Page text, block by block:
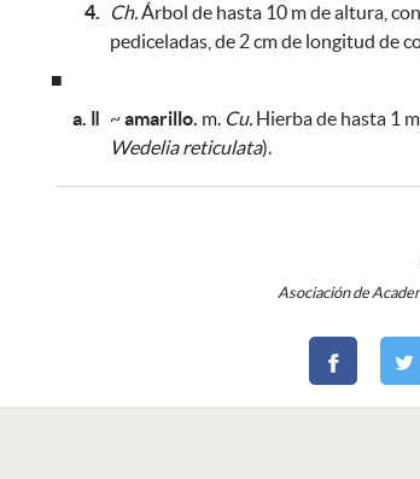
4.
Ch.Árbol de hasta 10 m de altura,
pediceladas, de 2 cm de longitud de
■
a. ǁ ~amarillo. m. Cu. Hierba de hasta 1
Wedelia reticulata).
Asociación de